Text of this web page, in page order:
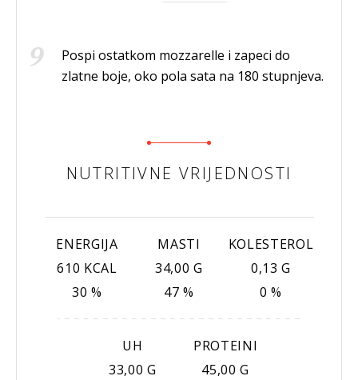
Pospi ostatkom mozzarelle i zapeci do
zlatne boje, oko pola sata na 180 stupnjeva.
NUTRITIVNE VRIJEDNOSTI
ENERGIJA
610 KCAL
30 %
MASTI
34,00 G
47 %
KOLESTEROL
0,13 G
0 %
UH
33,00 G
PROTEINI
45,00 G